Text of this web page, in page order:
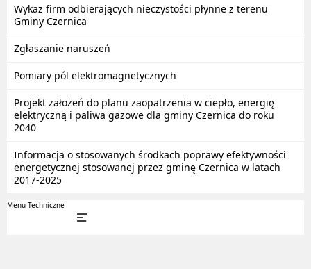
Wykaz firm odbierających nieczystości płynne z terenu
Gminy Czernica
Zgłaszanie naruszeń
Pomiary pól elektromagnetycznych
Projekt założeń do planu zaopatrzenia w ciepło, energię
elektryczną i paliwa gazowe dla gminy Czernica do roku
2040
Informacja o stosowanych środkach poprawy efektywności
energetycznej stosowanej przez gminę Czernica w latach
2017-2025
Menu Techniczne